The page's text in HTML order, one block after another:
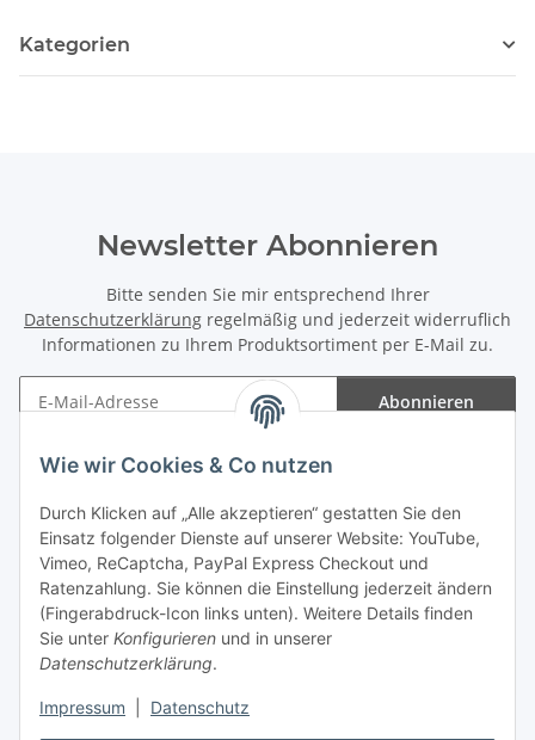
Wie wir Cookies & Co nutzen
Durch Klicken auf „Alle akzeptieren“ gestatten Sie den
Einsatz folgender Dienste auf unserer Website: YouTube,
Vimeo, ReCaptcha, PayPal Express Checkout und
Ratenzahlung. Sie können die Einstellung jederzeit ändern
(Fingerabdruck-Icon links unten). Weitere Details finden
Sie unter Konfigurieren und in unserer
Datenschutzerklärung.
Impressum Datenschutz
Kategorien
Newsletter Abonnieren
Bitte senden Sie mir entsprechend Ihrer
Datenschutzerklärung regelmäßig und jederzeit widerruflich
Informationen zu Ihrem Produktsortiment per E-Mail zu.
Abonnieren
Gesetzliche Informationen
Vertrag widerrufen